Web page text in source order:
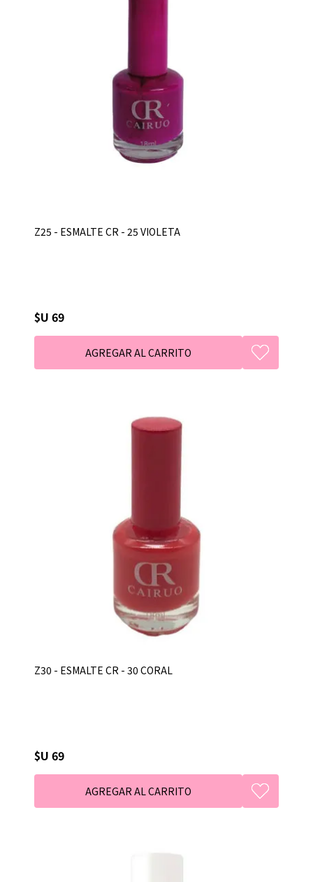
Z25 - ESMALTE CR - 25 VIOLETA
$U 69
Z30 - ESMALTE CR - 30 CORAL
$U 69